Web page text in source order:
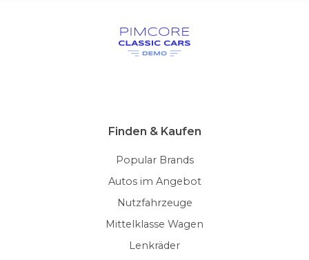
Finden & Kaufen
Popular Brands
Autos im Angebot
Nutzfahrzeuge
Mittelklasse Wagen
Lenkräder